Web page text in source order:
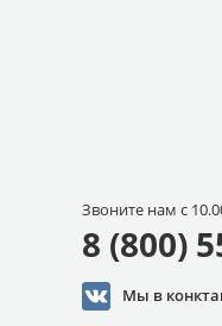
Звоните нам с
8 (800)
Мы в